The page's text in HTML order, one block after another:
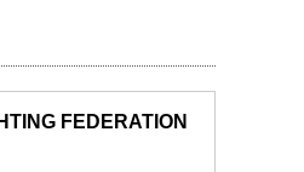
FEDERATION